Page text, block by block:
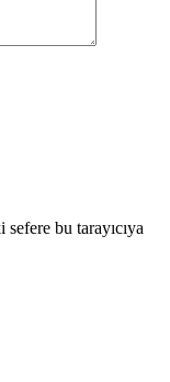
bu tarayıcıya